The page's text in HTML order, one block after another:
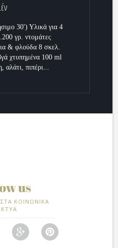
30') Υλικά για 4
γρ. ντομάτες
& φλούδα 8 σκελ.
χτυπημένα 100 ml
αλάτι, πιπέρι...
ΚΟΙΝΩΝΙΚΑ